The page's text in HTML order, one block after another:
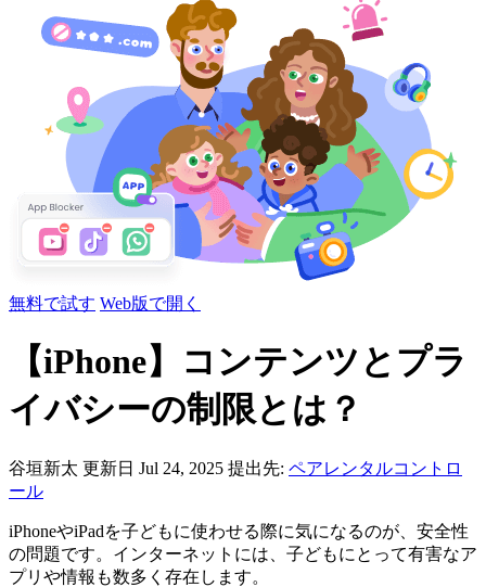
無料で試す Web版で開く
【iPhone】コンテンツとプラ
イバシーの制限とは？
谷垣新太 更新日 Jul 24, 2025 提出先: ペアレンタルコントロ
ール
iPhoneやiPadを子どもに使わせる際に気になるのが、安全性
の問題です。インターネットには、子どもにとって有害なア
プリや情報も数多く存在します。